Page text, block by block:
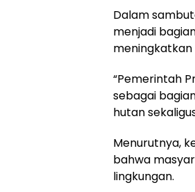
Dalam
menjadi
“Pemerintah
sebagai
hutan
Menurutnya,
bahwa
lingkungan.